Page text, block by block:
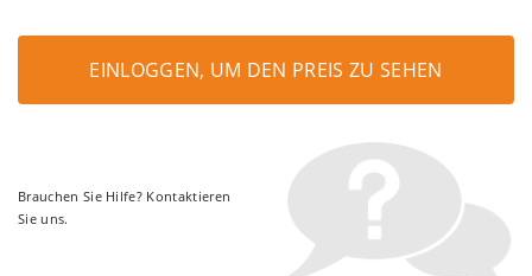
EINLOGGEN, UM DEN PREIS ZU SEHEN
Brauchen Sie Hilfe? Kontaktieren
Sie uns.